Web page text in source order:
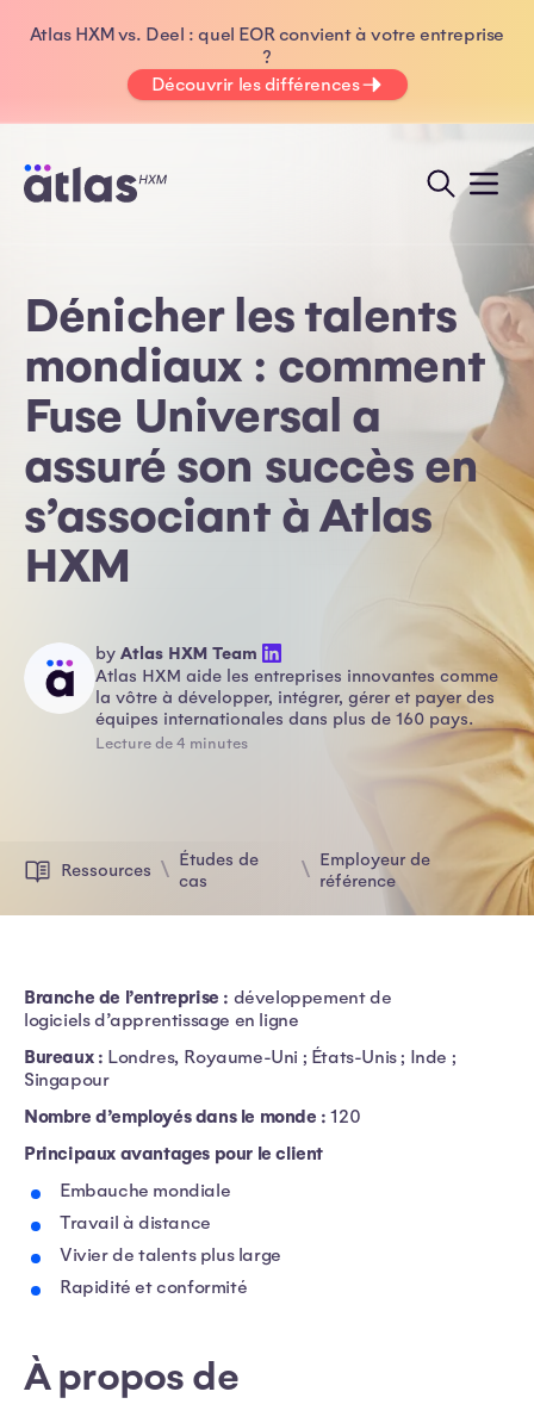
Atlas HXM vs. Deel : quel EOR convient à votre entreprise
?
Découvrir les différences
Dénicher les talents
mondiaux : comment
Fuse Universal a
assuré son succès en
s’associant à Atlas
HXM
by Atlas HXM Team
Atlas HXM aide les entreprises innovantes comme
la vôtre à développer, intégrer, gérer et payer des
équipes internationales dans plus de 160 pays.
Lecture de 4 minutes
Ressources
Études de
cas
Employeur de
référence
Branche de l’entreprise : développement de
logiciels d’apprentissage en ligne
Bureaux : Londres, Royaume-Uni ; États-Unis ; Inde ;
Singapour
Nombre d’employés dans le monde :120
Principaux avantages pour le client
Embauche mondiale
Travail à distance
Vivier de talents plus large
Rapidité et conformité
À propos de